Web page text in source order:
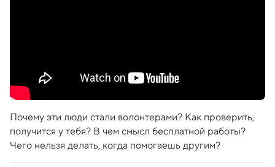
Почему эти люди стали волонтерами? Как проверить,
получится у тебя? В чем смысл бесплатной работы?
Чего нельзя делать, когда помогаешь другим?